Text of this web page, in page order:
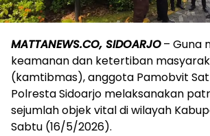
MATTANEWS.CO, SIDOARJO– Guna
keamanan dan ketertiban
(kamtibmas), anggota Pamobvit
Polresta Sidoarjo melaksanakan
sejumlah objek vital di wilayah
Sabtu (16/5/2026).